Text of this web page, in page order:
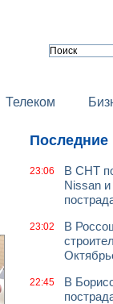
Телеком
Последние
23:06
В СНТ
Nissan
23:02
В
22:45
В